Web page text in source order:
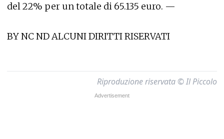
del 22% per un totale di 65.135 euro. —
BY NC ND ALCUNI DIRITTI RISERVATI
Riproduzione riservata © Il Piccolo